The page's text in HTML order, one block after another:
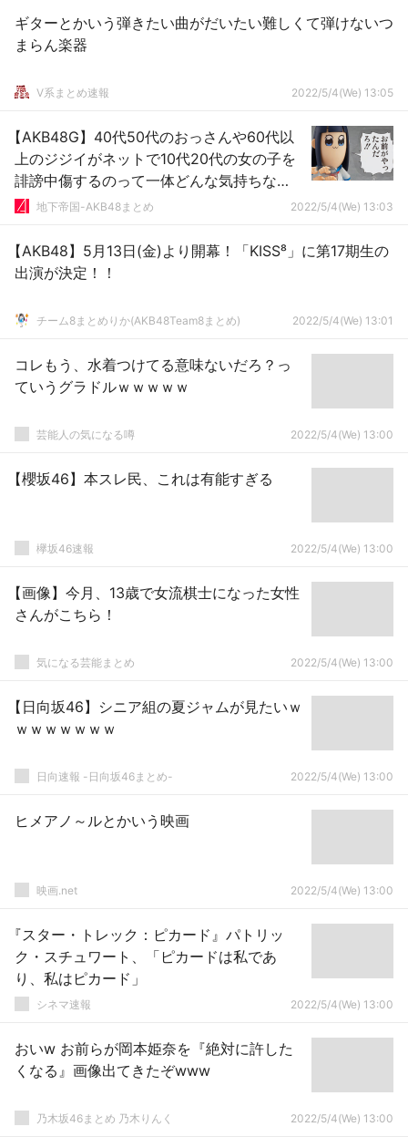
ギターとかいう弾きたい曲がだいたい難しくて弾けないつ
まらん楽器
V系まとめ速報 2022/5/4(We) 13:05
【AKB48G】40代50代のおっさんや60代以
上のジジイがネットで10代20代の女の子を
誹謗中傷するのって一体どんな気持ちな
の？地下帝国-AKB48まとめ 2022/5/4(We) 13:03
【AKB48】5月13日(金)より開幕！「KISS⁸」に第17期生の
出演が決定！！
チーム8まとめりか(AKB48Team8まとめ) 2022/5/4(We) 13:01
コレもう、水着つけてる意味ないだろ？っ
ていうグラドルｗｗｗｗｗ
芸能人の気になる噂 2022/5/4(We) 13:00
【櫻坂46】本スレ民、これは有能すぎる
欅坂46速報 2022/5/4(We) 13:00
【画像】今月、13歳で女流棋士になった女性
さんがこちら！
気になる芸能まとめ 2022/5/4(We) 13:00
【日向坂46】シニア組の夏ジャムが見たいｗ
ｗｗｗｗｗｗｗ
日向速報 -日向坂46まとめ- 2022/5/4(We) 13:00
ヒメアノ～ルとかいう映画
映画.net 2022/5/4(We) 13:00
『スター・トレック：ピカード』パトリッ
ク・スチュワート、「ピカードは私であ
り、私はピカード」
シネマ速報 2022/5/4(We) 13:00
おいw お前らが岡本姫奈を『絶対に許した
くなる』画像出てきたぞwww
乃木坂46まとめ 乃木りんく 2022/5/4(We) 13:00